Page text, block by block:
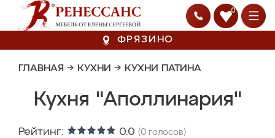
0
ФРЯЗИНО
ГЛАВНАЯ → КУХНИ → КУХНИ ПАТИНА
Кухня "Аполлинария"
Рейтинг: 0.0 (0 голосов)